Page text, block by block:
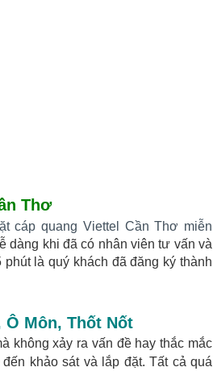
Thơ
cáp quang Viettel Cần Thơ miễn
dàng khi đã có nhân viên tư vấn và
là quý khách đã đăng ký thành
Ô Môn, Thốt Nốt
không xảy ra vấn đề hay thắc mắc
khảo sát và lắp đặt. Tất cả quá